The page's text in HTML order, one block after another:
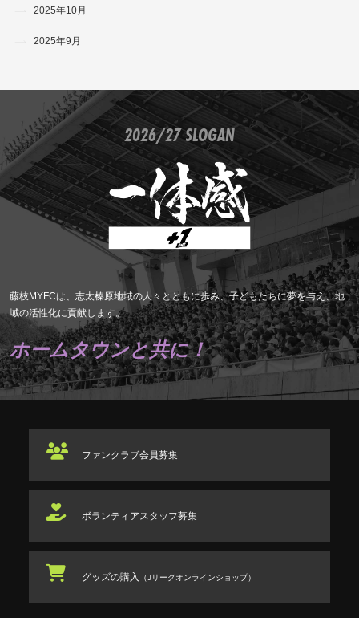
2025年10月
2025年9月
2026/27 SLOGAN
藤枝MYFCは、志太榛原地域の人々とともに歩み、子どもたちに夢を与え、地
域の活性化に貢献します。
ホームタウンと共に！
ファンクラブ会員募集
ボランティアスタッフ募集
グッズの購入 （Jリーグオンラインショップ）